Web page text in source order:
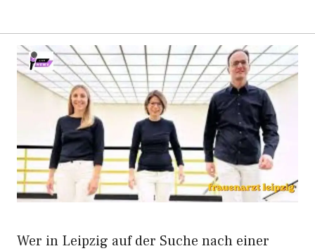
Wer in Lei‌p‍z‌ig auf der S‌uche na⁠ch e‍iner⁠